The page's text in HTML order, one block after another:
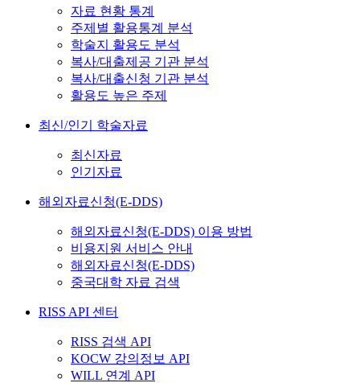
자료 현황 통계
주제별 활용통계 분석
학술지 활용도 분석
복사/대출제공 기관 분석
복사/대출신청 기관 분석
활용도 높은 주제
최신/인기 학술자료
최신자료
인기자료
해외자료신청(E-DDS)
해외자료신청(E-DDS) 이용 방법
비용지원 서비스 안내
해외자료신청(E-DDS)
중국대학 자료 검색
RISS API 센터
RISS 검색 API
KOCW 강의정보 API
WILL 연계 API